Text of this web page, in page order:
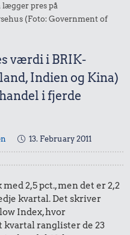
lægger pres på
(Foto: Government of
værdi i BRIK-
Indien og Kina)
i fjerde
13. February 2011
2,5 pct., men det er 2,2
kvartal. Det skriver
Index, hvor
ranglister de 23